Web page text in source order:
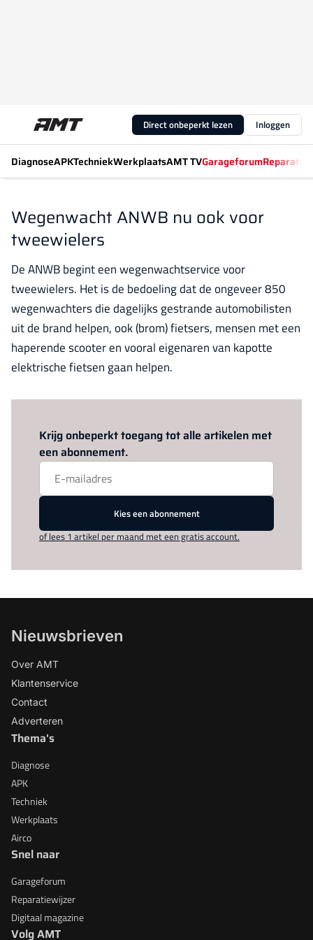
Direct onbeperkt lezen Inloggen
DiagnoseAPKTechniekWerkplaatsAMT TVGarageforum
Wegenwacht ANWB nu ook voor
tweewielers
De ANWB begint een wegenwachtservice voor
tweewielers. Het is de bedoeling dat de ongeveer 850
wegenwachters die dagelijks gestrande automobilisten
uit de brand helpen, ook (brom) fietsers, mensen met een
haperende scooter en vooral eigenaren van kapotte
elektrische fietsen gaan helpen.
Krijg onbeperkt toegang tot alle artikelen met
een abonnement.
Kies een abonnement
of lees 1 artikel per maand met een gratis account.
Nieuwsbrieven
Over AMT
Klantenservice
Contact
Adverteren
Thema's
Diagnose
APK
Techniek
Werkplaats
Airco
Snel naar
Garageforum
Reparatiewijzer
Digitaal magazine
Volg AMT